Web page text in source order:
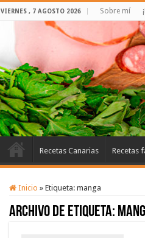
VIERNES , 7 AGOSTO 2026 Sobre mí
Recetas Canarias Recetas
Inicio » Etiqueta: manga
Archivo de etiqueta: